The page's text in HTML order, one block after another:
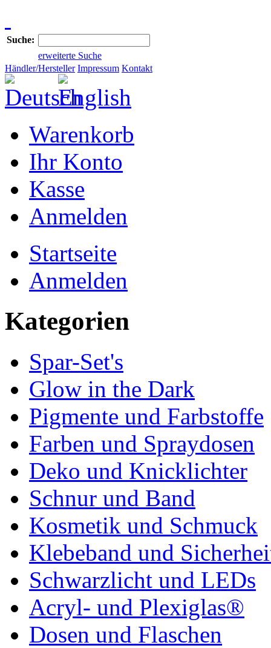
Suche:
erweiterte Suche
Händler/Hersteller Impressum Kontakt
Warenkorb
Ihr Konto
Kasse
Anmelden
Startseite
Anmelden
Kategorien
Spar-Set's
Glow in the Dark
Pigmente und Farbstoffe
Farben und Spraydosen
Deko und Knicklichter
Schnur und Band
Kosmetik und Schmuck
Klebeband und
Schwarzlicht und LEDs
Acryl- und Plexiglas®
Dosen und Flaschen